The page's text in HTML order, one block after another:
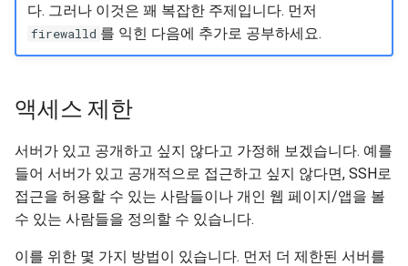
다. 그러나 이것은 꽤 복잡한 주제입니다. 먼저
firewalld 를 익힌 다음에 추가로 공부하세요.
액세스 제한
서버가 있고 공개하고 싶지 않다고 가정해 보겠습니다. 예를
들어 서버가 있고 공개적으로 접근하고 싶지 않다면, SSH로
접근을 허용할 수 있는 사람들이나 개인 웹 페이지/앱을 볼
수 있는 사람들을 정의할 수 있습니다.
이를 위한 몇 가지 방법이 있습니다. 먼저 더 제한된 서버를